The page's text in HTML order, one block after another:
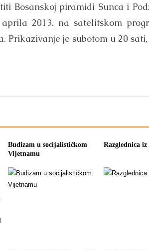
Bosanskoj piramidi Sunca i
2013. na satelitskom
Prikazivanje je subotom u 20
Budizam u socijalističkom
Vijetnamu
Razglednica